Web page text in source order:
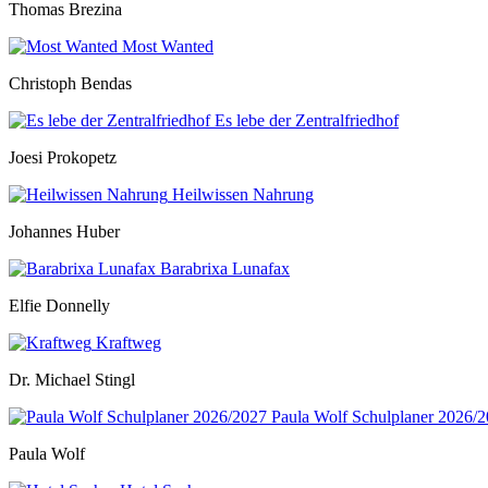
Thomas Brezina
Most Wanted
Christoph Bendas
Es lebe der Zentralfriedhof
Joesi Prokopetz
Heilwissen Nahrung
Johannes Huber
Barabrixa Lunafax
Elfie Donnelly
Kraftweg
Dr. Michael Stingl
Paula Wolf Schulplaner 2026/
Paula Wolf